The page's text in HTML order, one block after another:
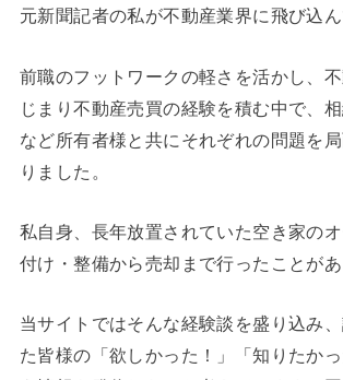
元新聞記者の私が不動産業界に飛び込ん
前職のフットワークの軽さを活かし、
じまり不動産売買の経験を積む中で、
など所有者様と共にそれぞれの問題を
りました。
私自身、長年放置されていた空き家の
付け・整備から売却まで行ったことがあ
当サイトではそんな経験談を盛り込み
た皆様の「欲しかった！」「知りたか